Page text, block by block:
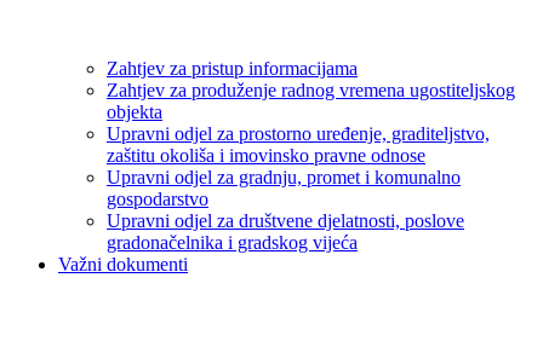
Zahtjev za pristup informacijama
Zahtjev za produženje radnog vremena ugostiteljskog
objekta
Upravni odjel za prostorno uređenje, graditeljstvo,
zaštitu okoliša i imovinsko pravne odnose
Upravni odjel za gradnju, promet i komunalno
gospodarstvo
Upravni odjel za društvene djelatnosti, poslove
gradonačelnika i gradskog vijeća
Važni dokumenti